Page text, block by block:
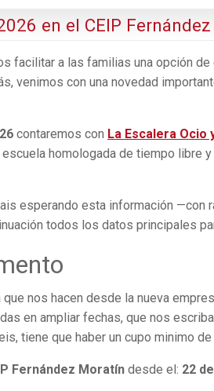
en el CEIP
facilitar a las familias una opción
venimos con una novedad
contaremos con La Escalera Ocio
homologada de tiempo libre
esperando esta información —con
todos los datos principales
nos hacen desde la nueva
en ampliar fechas, que nos
tiene que haber un cupo minimo
Fernández Moratín desde el: 22